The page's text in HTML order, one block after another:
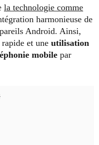
la technologie comme
harmonieuse de
Android. Ainsi,
et une utilisation
mobile par